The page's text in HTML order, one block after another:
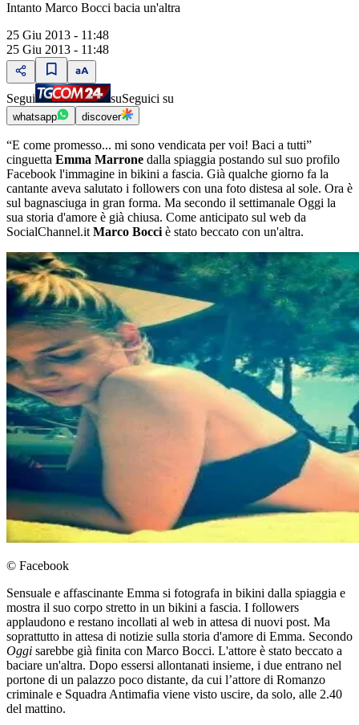
Intanto Marco Bocci bacia un'altra
25 Giu 2013 - 11:48
25 Giu 2013 - 11:48
Segui suSeguici su
whatsapp discover
“E come promesso... mi sono vendicata per voi! Baci a tutti”
cinguetta Emma Marrone dalla spiaggia postando sul suo profilo
Facebook l'immagine in bikini a fascia. Già qualche giorno fa la
cantante aveva salutato i followers con una foto distesa al sole. Ora è
sul bagnasciuga in gran forma. Ma secondo il settimanale Oggi la
sua storia d'amore è già chiusa. Come anticipato sul web da
SocialChannel.it Marco Bocci è stato beccato con un'altra.
© Facebook
Sensuale e affascinante Emma si fotografa in bikini dalla spiaggia e
mostra il suo corpo stretto in un bikini a fascia. I followers
applaudono e restano incollati al web in attesa di nuovi post. Ma
soprattutto in attesa di notizie sulla storia d'amore di Emma. Secondo
Oggi sarebbe già finita con Marco Bocci. L'attore è stato beccato a
baciare un'altra. Dopo essersi allontanati insieme, i due entrano nel
portone di un palazzo poco distante, da cui l’attore di Romanzo
criminale e Squadra Antimafia viene visto uscire, da solo, alle 2.40
del mattino.